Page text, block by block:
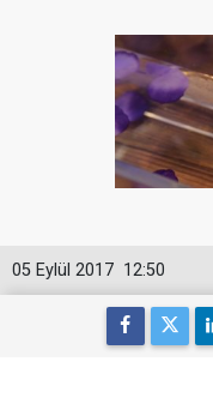
12:50
05 Eylül 2017